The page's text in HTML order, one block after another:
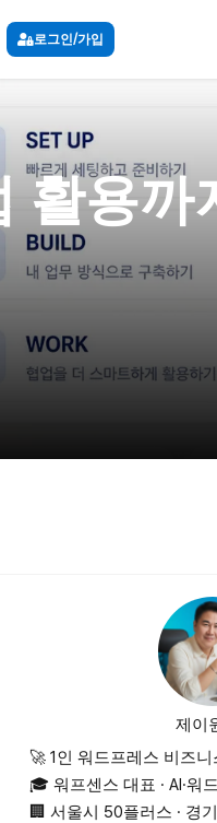
로그인/가입
활용까
제이
🚀 1인 워드프레스 비즈
🎓 워프센스 대표 · AI·워
🏢 서울시 50플러스 · 경